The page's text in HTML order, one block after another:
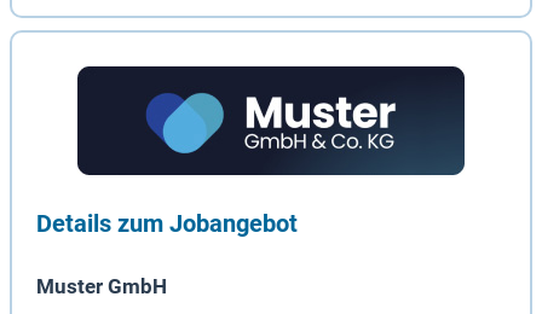
Details zum Jobangebot
Muster GmbH